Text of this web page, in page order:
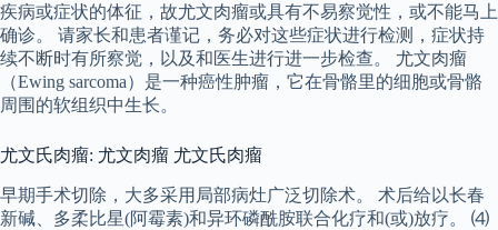
疾病或症状的体征，故尤文肉瘤或具有不易察觉性，或不能马上
确诊。 请家长和患者谨记，务必对这些症状进行检测，症状持
续不断时有所察觉，以及和医生进行进一步检查。 尤文肉瘤
（Ewing sarcoma）是一种癌性肿瘤，它在骨骼里的细胞或骨骼
周围的软组织中生长。
尤文氏肉瘤: 尤文肉瘤 尤文氏肉瘤
早期手术切除，大多采用局部病灶广泛切除术。 术后给以长春
新碱、多柔比星(阿霉素)和异环磷酰胺联合化疗和(或)放疗。 ⑷